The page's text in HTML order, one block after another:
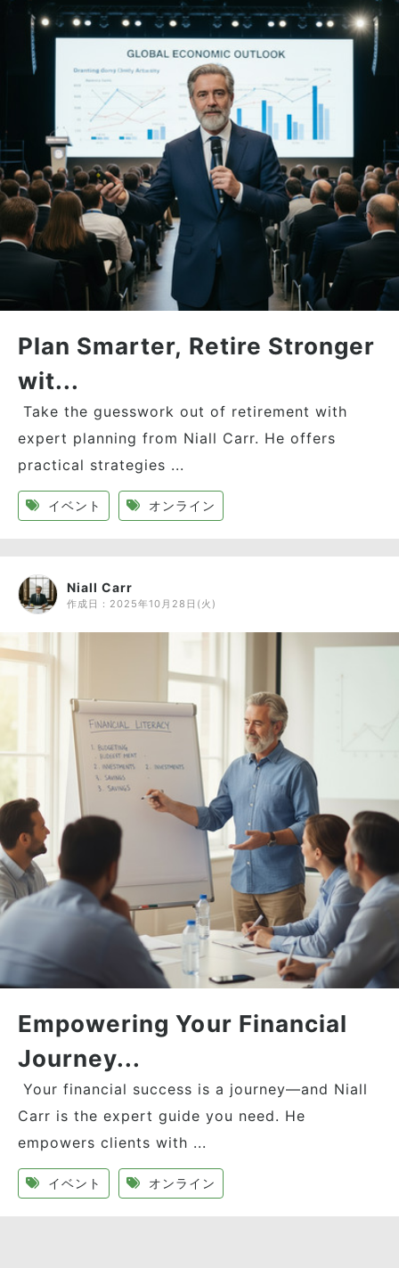
Plan Smarter, Retire Stronger
wit...
Take the guesswork out of retirement with
expert planning from Niall Carr. He offers
practical strategies ...
イベント オンライン
Niall Carr
作成日： 2025年10月28日(火)
Empowering Your Financial
Journey...
Your financial success is a journey—and Niall
Carr is the expert guide you need. He
empowers clients with ...
イベント オンライン